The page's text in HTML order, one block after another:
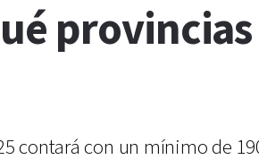
con un mínimo de